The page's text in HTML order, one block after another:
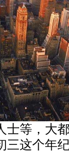
士等，大
三这个年